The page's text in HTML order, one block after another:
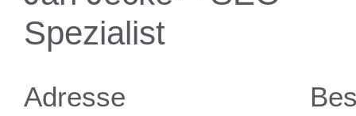
Spezialist
Adresse